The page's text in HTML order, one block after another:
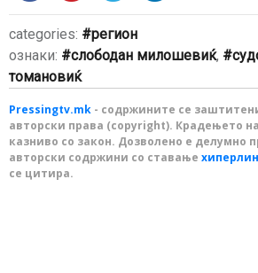
categories:
регион
ознаки:
слободан милошевиќ,
томановиќ
Pressingtv.mk - содржините се
авторски права (copyright). Крадењето
казниво со закон. Дозволено е делумно
авторски содржини со ставање
се цитира.